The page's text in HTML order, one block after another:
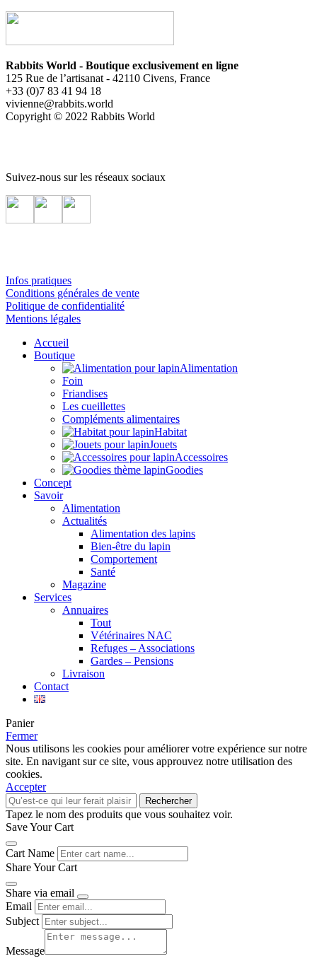
Rabbits World - Boutique exclusivement en ligne
125 Rue de l’artisanat - 42110 Civens, France
+33 (0)7 83 41 94 18
vivienne@rabbits.world
Copyright © 2022 Rabbits World
Suivez-nous sur les réseaux sociaux
Infos pratiques
Conditions générales de vente
Politique de confidentialité
Mentions légales
Accueil
Boutique
Alimentation
Foin
Friandises
Les cueillettes
Compléments alimentaires
Habitat
Jouets
Accessoires
Goodies
Concept
Savoir
Alimentation
Actualités
Alimentation des lapins
Bien-être du lapin
Comportement
Santé
Magazine
Services
Annuaires
Tout
Vétérinaires NAC
Refuges – Associations
Gardes – Pensions
Livraison
Contact
Panier
Fermer
Nous utilisons les cookies pour améliorer votre expérience sur notre
site. En navigant sur ce site, vous approuvez notre utilisation des
cookies.
Accepter
Rechercher
Tapez le nom des produits que vous souhaitez voir.
Save Your Cart
Cart Name
Share Your Cart
Share via email
Email
Subject
Message